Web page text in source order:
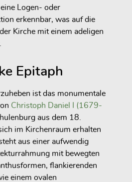
Logen- oder
erkennbar, was auf die
Kirche mit einem adeligen
Epitaph
ist das monumentale
Christoph Daniel I (1679-
aus dem 18.
im Kirchenraum erhalten
aus einer aufwendig
mit bewegten
flankierenden
einem ovalen